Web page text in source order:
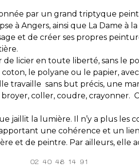
02 40 48 14 91
par un grand triptyque
à Angers, ainsi que La Dame
et de créer ses propres
de licier en toute liberté, sans le
le polyane ou le papier,
travaille sans but précis, une
coller, coudre, crayonner.
jaillit la lumière. Il n’y a plus les
une cohérence et un
et de peintre. Par ailleurs, elle